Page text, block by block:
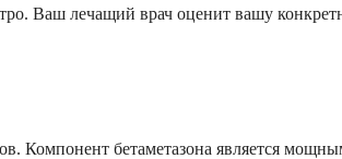
Ваш лечащий врач оценит вашу
Компонент бетаметазона является